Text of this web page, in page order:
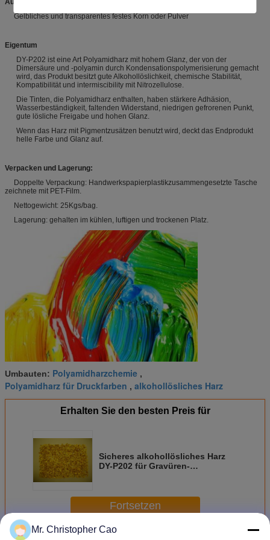
Auftritt:
Gelbliches und transparentes festes Korn oder Pulver
Eigentum
DY-P202 ist eine Art Polyamidharz mit hohem Glanz, der von der
Dimersäure und -polyamin durch Kondensationspolymerisierung gemacht
wird, das Produkt besitzt gute Alkohollöslichkeit, chemische Stabilität,
Kompatibilität und intermiscibility mit Nitrozellulose.
Die Tinten, die Polyamidharz enthalten, haben stärkere Adhäsion,
Wasserbeständigkeit, faltenden Widerstand, niedrigen gefrorenen Punkt,
gute lösliche Freigabe und hohen Glanz.
Wenn das Harz mit Pigmentzusätzen benutzt wird, deckt das Endprodukt
helle Farbe und Glanz auf.
Verpacken und Lagerung:
Doppelte Verpackung: Handwerkspapierplastikzusammengesetzte Tasche
zeichnete mit PET-Film.
Nettogewicht: 25Kgs/bag.
Lagerung: gehalten im kühlen, luftigen und trockenen Platz.
Umbauten: Polyamidharzchemie ,
Polyamidharz für Druckfarben , alkohollösliches Harz
Erhalten Sie den besten Preis für
Sicheres alkohollösliches Harz
DY-P202 für Gravüren-
Fortsetzen
Mr. Christopher Cao